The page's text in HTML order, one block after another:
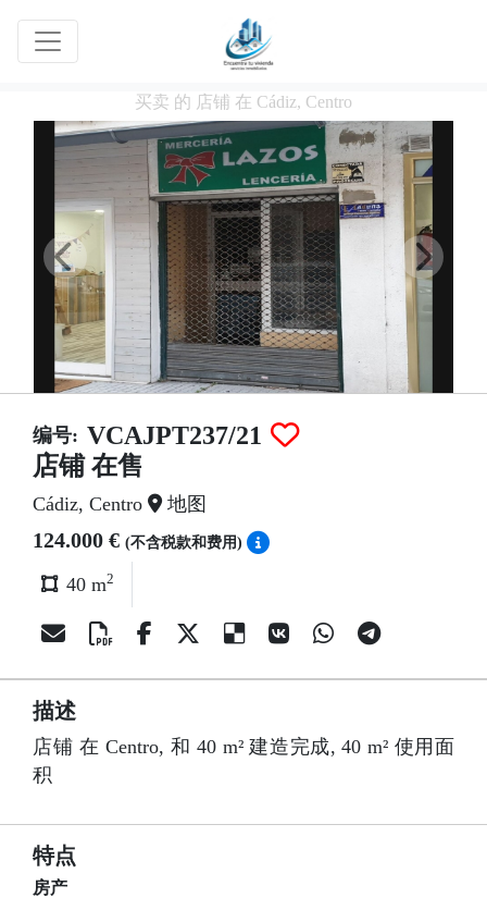
买卖 的 店铺 在 Cádiz, Centro
编号: VCAJPT237/21
店铺 在售
Cádiz, Centro 地图
124.000 € (不含税款和费用)
40 m2
描述
店铺 在 Centro, 和 40 m² 建造完成, 40 m² 使用面
积
特点
房产